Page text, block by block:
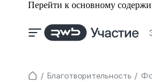
Перейти к основному
Благотворительность